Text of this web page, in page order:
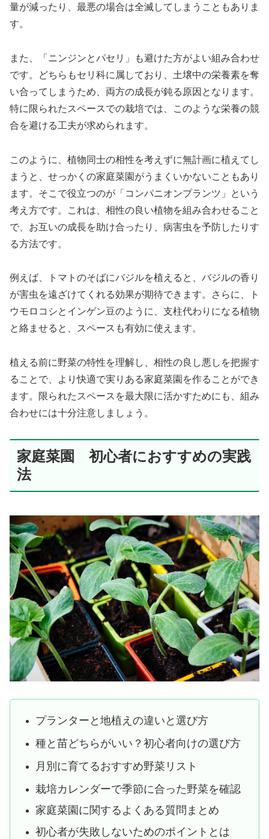
量が減ったり、最悪の場合は全滅してしまうこともありま
す。
また、「ニンジンとパセリ」も避けた方がよい組み合わせ
です。どちらもセリ科に属しており、土壌中の栄養素を奪
い合ってしまうため、両方の成長が鈍る原因となります。
特に限られたスペースでの栽培では、このような栄養の競
合を避ける工夫が求められます。
このように、植物同士の相性を考えずに無計画に植えてし
まうと、せっかくの家庭菜園がうまくいかないこともあり
ます。そこで役立つのが「コンパニオンプランツ」という
考え方です。これは、相性の良い植物を組み合わせること
で、お互いの成長を助け合ったり、病害虫を予防したりす
る方法です。
例えば、トマトのそばにバジルを植えると、バジルの香り
が害虫を遠ざけてくれる効果が期待できます。さらに、ト
ウモロコシとインゲン豆のように、支柱代わりになる植物
と絡ませると、スペースも有効に使えます。
植える前に野菜の特性を理解し、相性の良し悪しを把握す
ることで、より快適で実りある家庭菜園を作ることができ
ます。限られたスペースを最大限に活かすためにも、組み
合わせには十分注意しましょう。
家庭菜園 初心者におすすめの実践
法
プランターと地植えの違いと選び方
種と苗どちらがいい？初心者向けの選び方
月別に育てるおすすめ野菜リスト
栽培カレンダーで季節に合った野菜を確認
家庭菜園に関するよくある質問まとめ
初心者が失敗しないためのポイントとは